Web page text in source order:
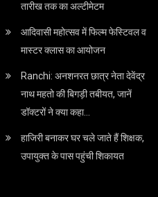
तारीख तक का अल्टीमेटम
आदिवासी महोत्सव में फिल्म फेस्टिवल व
मास्टर क्लास का आयोजन
Ranchi: अनशनरत छात्र नेता देवेंद्र
नाथ महतो की बिगड़ी तबीयत, जानें
डॉक्टरों ने क्या कहा…
हाजिरी बनाकर घर चले जाते हैं शिक्षक,
उपायुक्त के पास पहुंची शिकायत